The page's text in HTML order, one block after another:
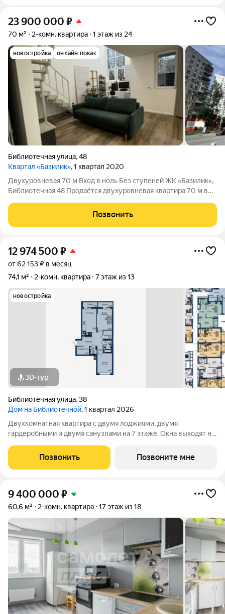
23 900 000 ₽
70 м² 2-комн. квартира 1 этаж из 24
новостройка онлайн показ
Библиотечная улица,48
Квартал «Базилик», 1 квартал 2020
Двухуровневая 70 м Вход в ноль Без ступеней ЖК «Базилик»,
Библиотечная 48 Продаётся двухуровневая квартира 70 м в
землёй. Из подъезда сразу в квартиру. Никаких внешних
ступеней, пандусов и
Позвонить
12 974 500 ₽
от 62 153 ₽ в месяц
74,1 м²
2-комн. квартира 7 этаж из 13
новостройка
3D-тур
Библиотечная улица,38
Дом на Библиотечной, 1 квартал 2026
Двухкомнатная квартира с двумя лоджиями, двумя
гардеробными и двумя санузлами на 7 этаже. Окна выходят на
Библиотечная. Чистовая отделка под ключ. Дом в 15 минутах
от центра города. Рядом
Позвонить Позвоните мне
9 400 000 ₽
60,6 м² 2-комн. квартира 17 этаж из 18